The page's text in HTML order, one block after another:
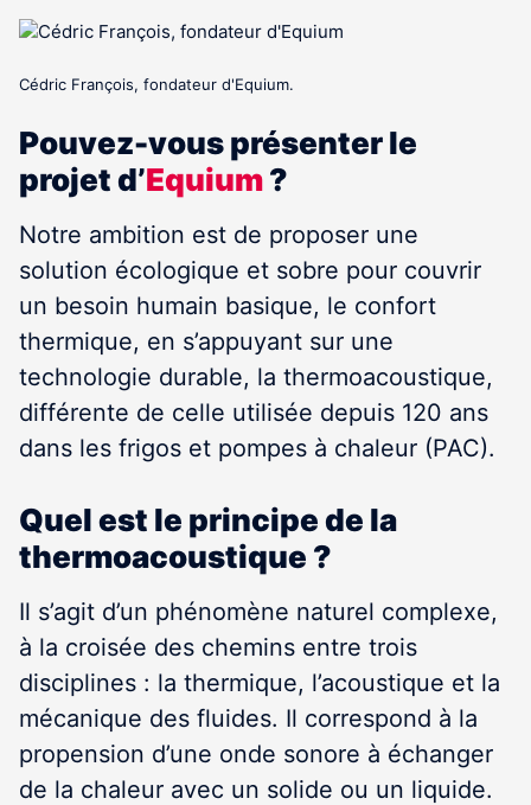
Cédric François, fondateur d'Equium.
Pouvez-vous présenter le
projet d’Equium?
Notre ambition est de proposer une
solution écologique et sobre pour couvrir
un besoin humain basique, le confort
thermique, en s’appuyant sur une
technologie durable, la thermoacoustique,
différente de celle utilisée depuis 120 ans
dans les frigos et pompes à chaleur (PAC).
Quel est le principe de la
thermoacoustique ?
Il s’agit d’un phénomène naturel complexe,
à la croisée des chemins entre trois
disciplines : la thermique, l’acoustique et la
mécanique des fluides. Il correspond à la
propension d’une onde sonore à échanger
de la chaleur avec un solide ou un liquide.